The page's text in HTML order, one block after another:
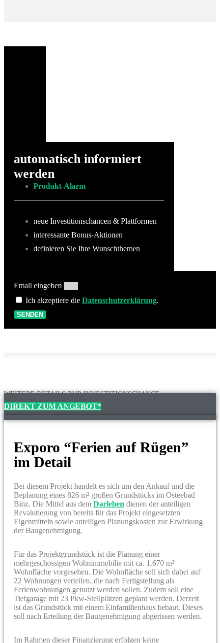
automatisch informiert
werden
Produkt-Alarm
neue Investitionschancen & Plattformen
interessante Bonus-Aktionen
definieren Sie Ihre Wunschthemen
Email eingeben
Ich akzeptiere die Datenschutzerklärung.
SENDEN
WEITERE DETAILS ZUR INVESTITIONSCHANCE
DIREKT ZUM ANGEBOT*
Exporo “Ferien auf Rügen”
im Detail
Bei diesem Projekt handelt es sich um den Ankauf und die
Beplanung eines 826 m² großen Grundstücks im Osteebad
Binz. Die Mittel aus dem Darlehen dienen der anteiligen
Revalutierung von bereits für das Projekt eingesetzten
Eigenmitteln sowie anteiligen Planungskosten zur Erwirkung
der Baugenehmigung.
Für das Projektgrundstück ist die Planung einer
mehrgeschossigen Wohnimmobilie mit ca. 1.670 m²
Wohnfläche vorgesehen. Die Wohnfläche soll sich dabei auf
22 Wohnungen verteilen, die nach Fertigstellung als
Ferienwohnungen genutzt werden sollen. Zudem soll eine
Tiefgarage mit 23 Pkw-Stellplätzen geplant werden. Derzeit
ist das Grundstück mit einem Einfamilienhaus bebaut. Dieses
soll nach Erteilung der Baugenehmigung abgerissen werden.
Im Rahmen dieser Finanzierung erfolgen keine